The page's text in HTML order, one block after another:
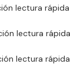
lectura rápida
lectura rápida
lectura rápida